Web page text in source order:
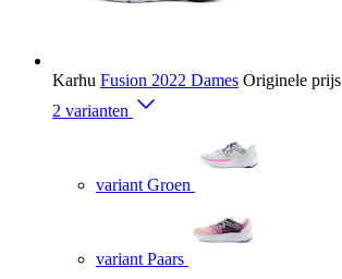
Karhu Fusion 2022 Dames Originele prijs
2 varianten
variant Groen
variant Paars